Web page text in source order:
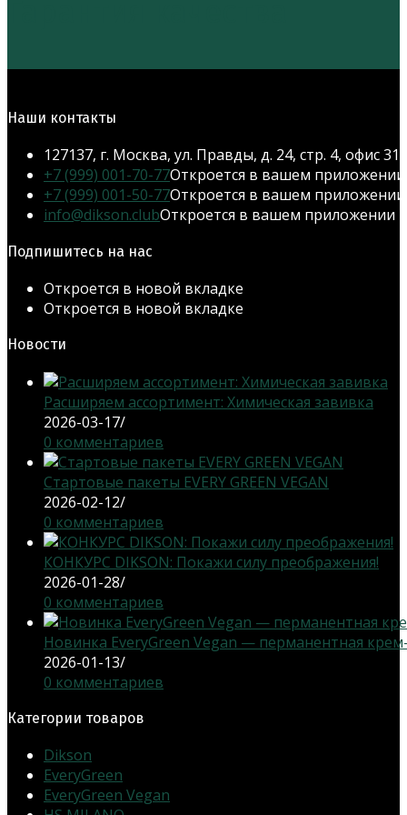
Наши контакты
127137, г. Москва, ул. Правды, д. 24, стр. 4, офис 317
+7 (999) 001-70-77Откроется в вашем приложении
+7 (999) 001-50-77Откроется в вашем приложении
info@dikson.clubОткроется в вашем приложении
Подпишитесь на нас
Откроется в новой вкладке
Откроется в новой вкладке
Новости
Расширяем ассортимент: Химическая завивка
2026-03-17/
0 комментариев
Стартовые пакеты EVERY GREEN VEGAN
2026-02-12/
0 комментариев
КОНКУРС DIKSON: Покажи силу преображения!
2026-01-28/
0 комментариев
Новинка EveryGreen Vegan — перманентная
2026-01-13/
0 комментариев
Категории товаров
Dikson
EveryGreen
EveryGreen Vegan